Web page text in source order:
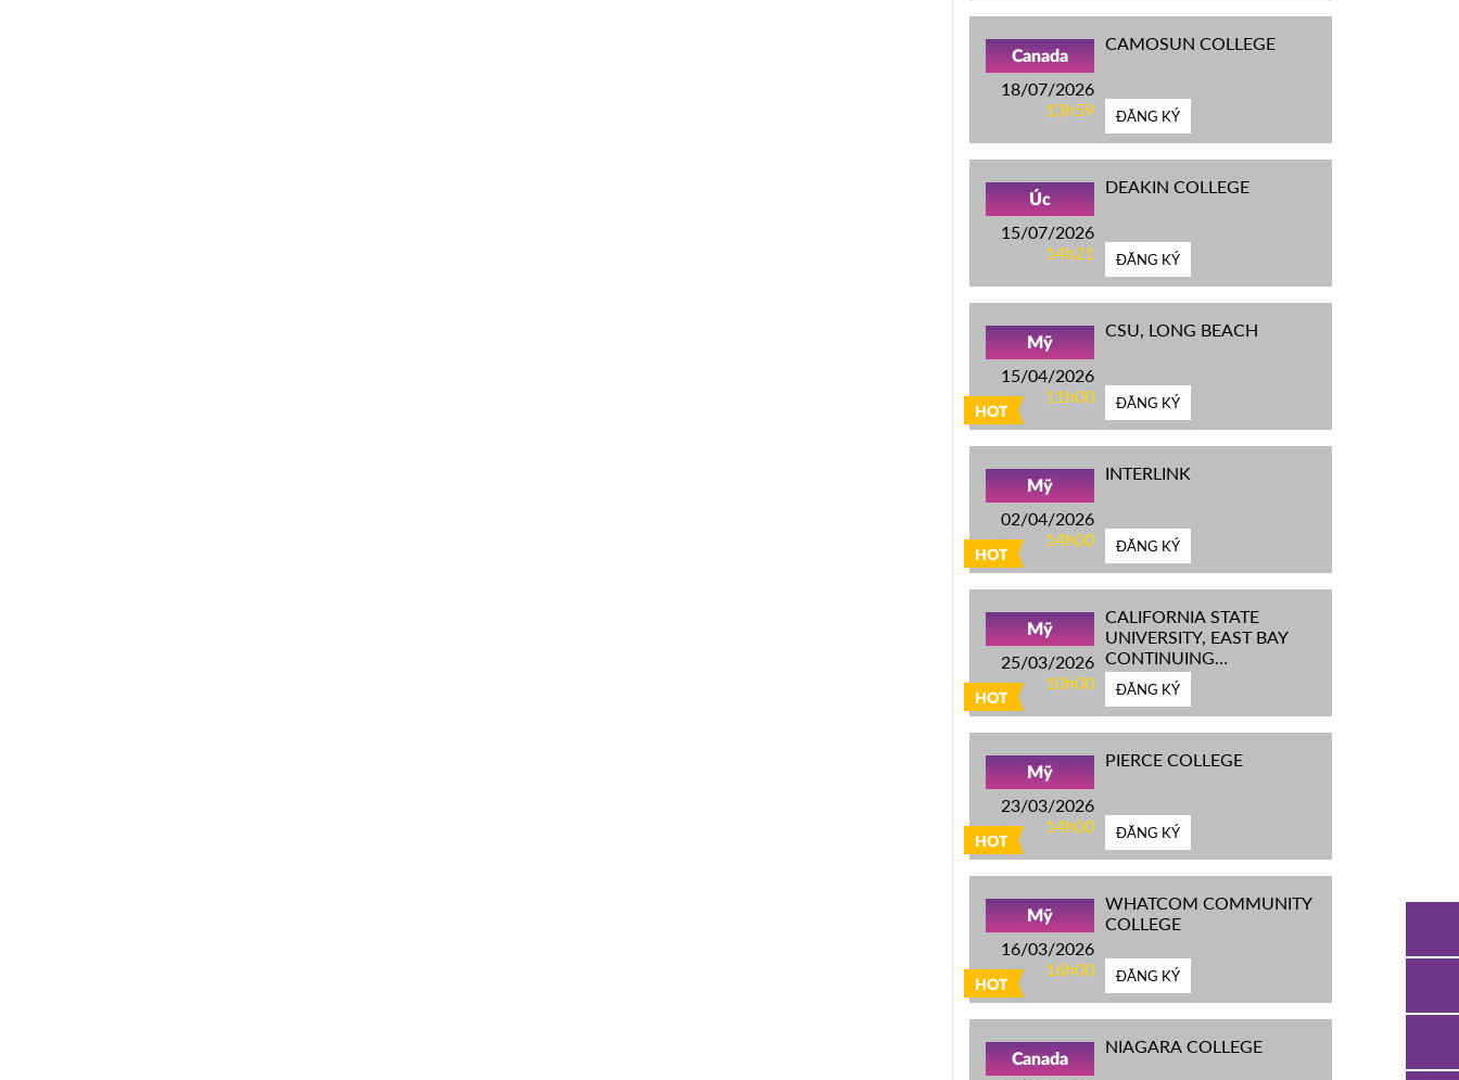
Canada
18/07/2026
13h59
CAMOSUN COLLEGE
ĐĂNG KÝ
Úc
15/07/2026
14h21
DEAKIN COLLEGE
ĐĂNG KÝ
HOT
Mỹ
15/04/2026
11h00
CSU, LONG BEACH
ĐĂNG KÝ
HOT
Mỹ
02/04/2026
14h00
INTERLINK
ĐĂNG KÝ
HOT
Mỹ
25/03/2026
10h00
CALIFORNIA STATE
UNIVERSITY, EAST BAY
CONTINUING
EDUCATION
ĐĂNG KÝ
HOT
Mỹ
23/03/2026
14h00
PIERCE COLLEGE
ĐĂNG KÝ
HOT
Mỹ
16/03/2026
16h00
WHATCOM COMMUNITY
COLLEGE
ĐĂNG KÝ
Canada
NIAGARA COLLEGE